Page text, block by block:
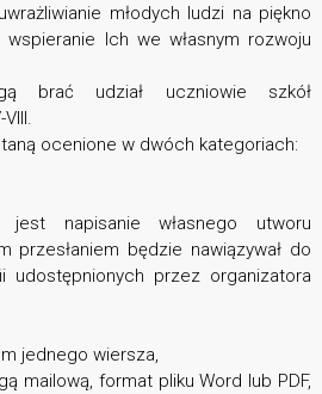
młodych ludzi na piękno
Ich we własnym rozwoju
brać udział uczniowie szkół
ocenione w dwóch kategoriach:
napisanie własnego utworu
przesłaniem będzie nawiązywał do
przez organizatora
jednego wiersza,
mailową, format pliku Word lub PDF,